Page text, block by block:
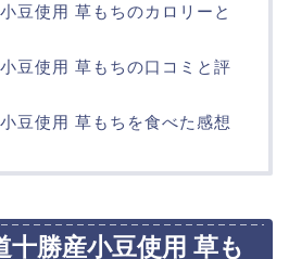
豆使用 草もちのカロリーと
豆使用 草もちの口コミと評
豆使用 草もちを食べた感想
十勝産小豆使用 草も